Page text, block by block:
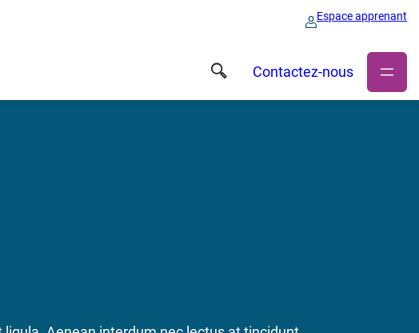
Espace apprenant
Contactez-nous